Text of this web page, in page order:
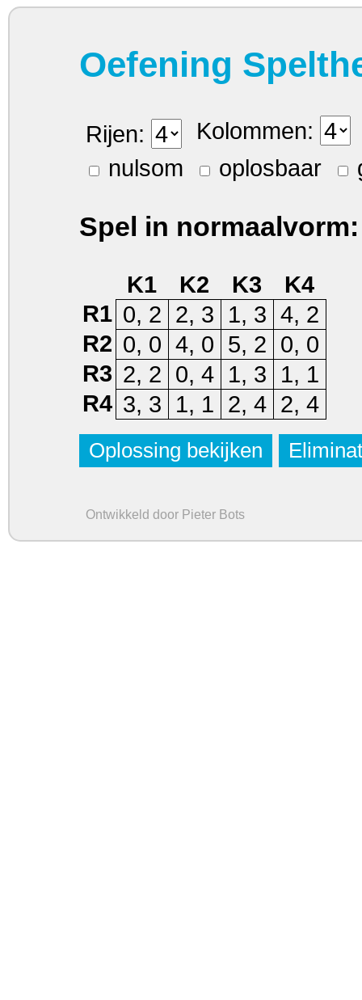
Oefening
Rijen:
Kolommen:
nulsom
oplosbaar
Spel in normaalvorm:
K1 K2 K3
K4
R1 0, 2 2, 3 1, 3 4, 2
R2 0, 0 4, 0 5, 2 0, 0
R3 2, 2 0, 4 1, 3
1, 1
R4 3, 3 1, 1 2, 4 2, 4
Oplossing bekijken
Ontwikkeld door Pieter Bots